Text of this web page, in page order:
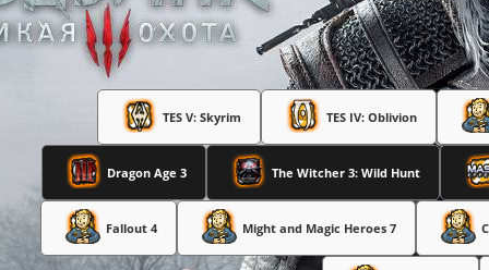
TES V: Skyrim TES IV: Oblivion
Dragon Age 3 The Witcher 3: Wild Hunt
Fallout 4 Might and Magic Heroes 7